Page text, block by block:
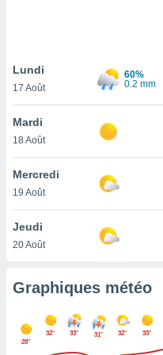
pas
de
à
cas,
que
sur le
ne
Lundi
17 Août
60%
0.2 mm
Mardi
18 Août
Mercredi
19 Août
Jeudi
20 Août
Graphiques météo
28°
32° 33° 31° 32° 33°